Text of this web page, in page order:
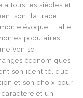
à tous les siècles et
sont la trace
évoque l’Italie,
populaires.
Venise
économiques
son identité, que
et son choix pour
et un